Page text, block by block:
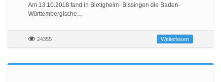
Am 13.10.2018 fand in Bietigheim- Bissingen die Baden-
Württembergische…
24355 Weiterlesen